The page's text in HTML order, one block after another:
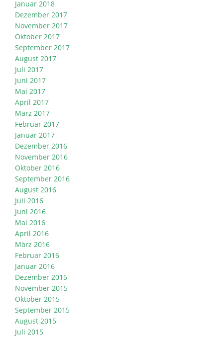
Januar 2018
Dezember 2017
November 2017
Oktober 2017
September 2017
August 2017
Juli 2017
Juni 2017
Mai 2017
April 2017
März 2017
Februar 2017
Januar 2017
Dezember 2016
November 2016
Oktober 2016
September 2016
August 2016
Juli 2016
Juni 2016
Mai 2016
April 2016
März 2016
Februar 2016
Januar 2016
Dezember 2015
November 2015
Oktober 2015
September 2015
August 2015
Juli 2015